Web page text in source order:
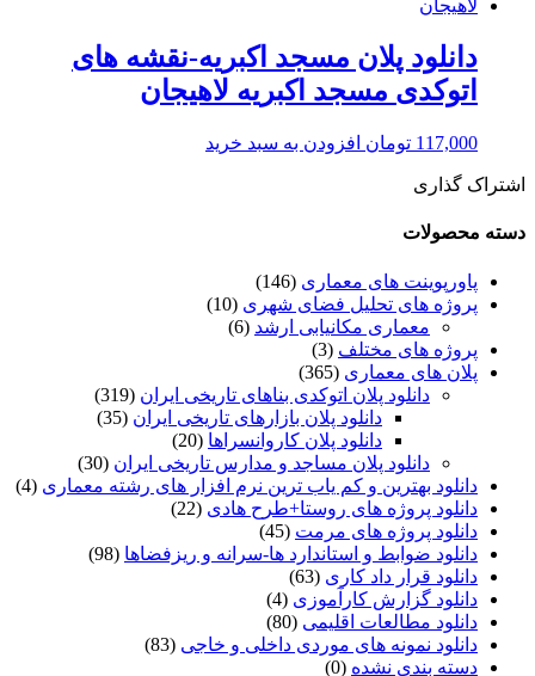
دانلود پلان مسجد اکبریه-نقشه های
اتوکدی مسجد اکبریه لاهیجان
117,000 تومان افزودن به سبد خرید
اشتراک گذاری
دسته محصولات
پاورپوینت های معماری (146)
پروژه های تحلیل فضای شهری (10)
معماری مکانیابی ارشد (6)
پروژه های مختلف (3)
پلان های معماری (365)
دانلود پلان اتوکدی بناهای تاریخی ایران (319)
دانلود پلان بازارهای تاریخی ایران (35)
دانلود پلان کاروانسراها (20)
دانلود پلان مساجد و مدارس تاریخی ایران (30)
دانلود بهترین و کم یاب ترین نرم افزار های رشته معماری (4)
دانلود پروژه های روستا+طرح هادی (22)
دانلود پروژه های مرمت (45)
دانلود ضوابط و استاندارد ها-سرانه و ریزفضاها (98)
دانلود قرار داد کاری (63)
دانلود گزارش کارآموزی (4)
دانلود مطالعات اقلیمی (80)
دانلود نمونه های موردی داخلی و خاجی (83)
دسته بندی نشده (0)